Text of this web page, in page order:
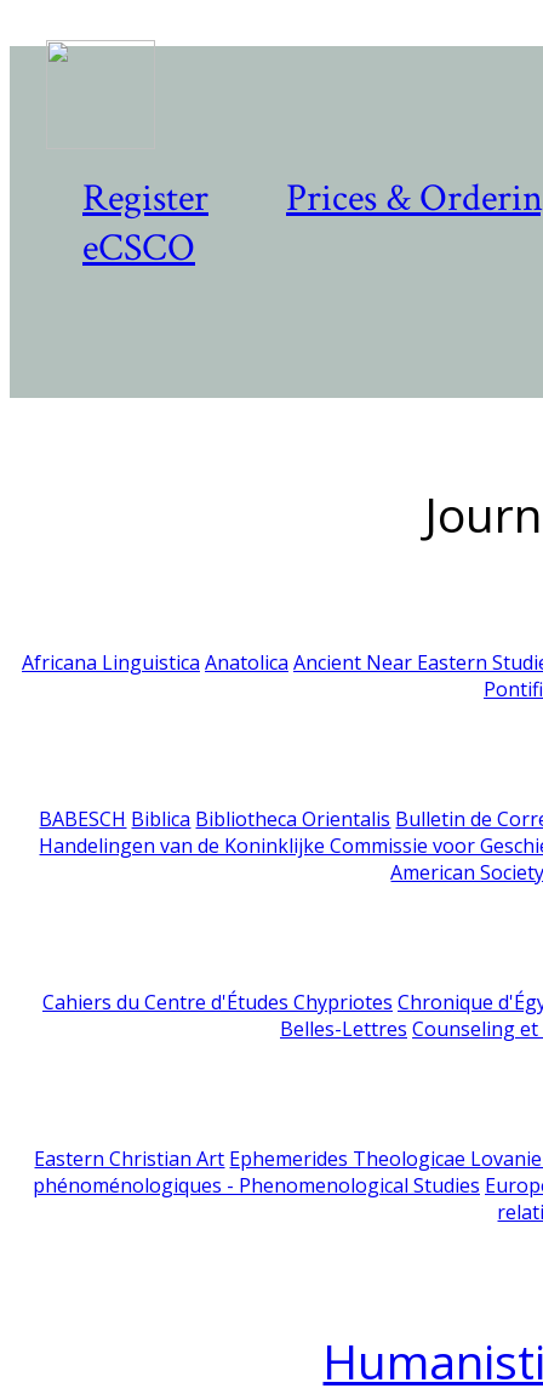
Register
Prices &
eCSCO
Africana Linguistica Anatolica Ancient Near Eastern
BABESCH Biblica Bibliotheca Orientalis Bulletin de
Handelingen van de Koninklijke Commissie voor
American
Cahiers du Centre d'Études Chypriotes Chronique
Belles-Lettres Counseling
Eastern Christian Art Ephemerides Theologicae
phénoménologiques - Phenomenological Studies